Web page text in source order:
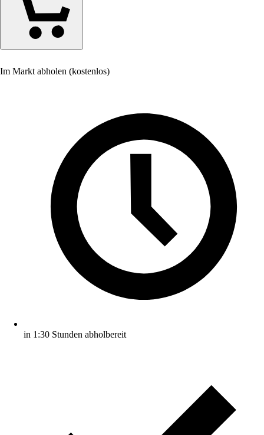
Im Markt abholen (kostenlos)
in 1:30 Stunden abholbereit